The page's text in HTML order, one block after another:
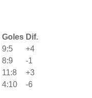
Goles Dif.
9:5
+4
8:9
-1
11:8
+3
4:10 -6